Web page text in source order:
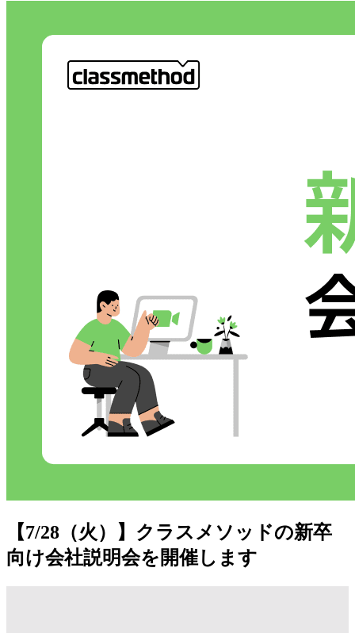
【7/28（火）】クラスメソッドの新卒
向け会社説明会を開催します